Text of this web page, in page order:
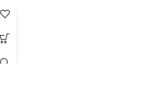
приміщень,